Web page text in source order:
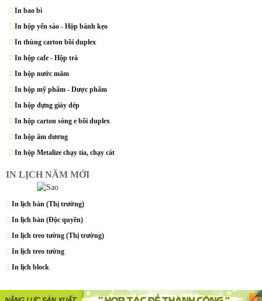
In bao bì
In hộp yến sào - Hộp bánh kẹo
In thùng carton bồi duplex
In hộp cafe - Hộp trà
In hộp nước mắm
In hộp mỹ phẩm - Dược phẩm
In hộp đựng giày dép
In hộp carton sóng e bồi duplex
In hộp âm dương
In hộp Metalize chạy tia, chạy cát
IN LỊCH NĂM MỚI
In lịch bàn (Thị trường)
In lịch bàn (Độc quyền)
In lịch treo tường (Thị trường)
In lịch treo tường
In lịch block